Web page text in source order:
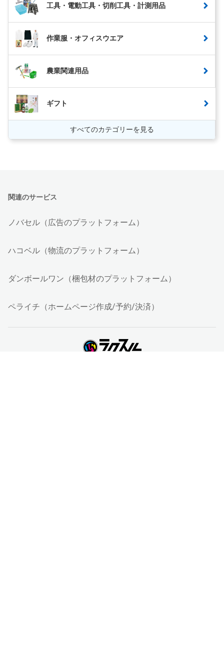
工具・電動工具・切削工具・計測用品
作業服・オフィスウエア
農業関連用品
ギフト
すべてのカテゴリーを見る
関連のサービス
ノバセル（広告のプラットフォーム）
ハコベル（物流のプラットフォーム）
ダンボールワン（梱包材のプラットフォーム）
ペライチ（ホームページ作成/予約/決済）